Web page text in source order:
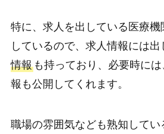
特に、求人を出している医療機
しているので、求人情報には出
情報も持っており、必要時に
報も公開してくれます。
職場の雰囲気なども熟知してい